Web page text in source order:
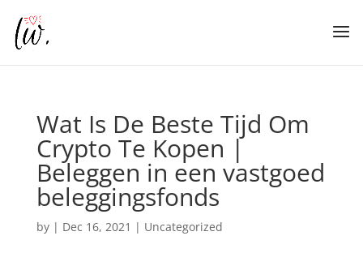
Wat Is De Beste Tijd Om
Crypto Te Kopen |
Beleggen in een vastgoed
beleggingsfonds
by | Dec 16, 2021 | Uncategorized